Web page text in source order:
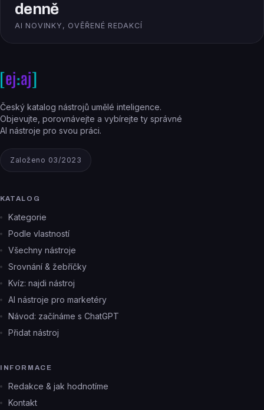
denně
AI NOVINKY, OVĚŘENÉ REDAKCÍ
Český katalog nástrojů umělé inteligence.
Objevujte, porovnávejte a vybírejte ty správné
AI nástroje pro svou práci.
Založeno 03/2023
KATALOG
Kategorie
Podle vlastností
Všechny nástroje
Srovnání & žebříčky
Kvíz: najdi nástroj
AI nástroje pro marketéry
Návod: začínáme s ChatGPT
Přidat nástroj
INFORMACE
Redakce & jak hodnotíme
Kontakt